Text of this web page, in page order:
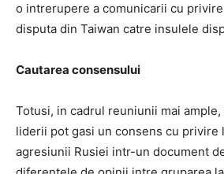
o intrerupere a comunicarii cu
disputa din Taiwan catre insulele
Cautarea consensului
Totusi, in cadrul reuniunii mai ample,
liderii pot gasi un consens cu privire
agresiunii Rusiei intr-un document